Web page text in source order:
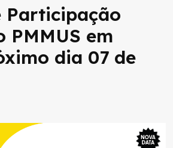
Participação
PMMUS em
dia 07 de